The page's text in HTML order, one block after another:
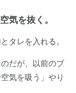
気を抜く。
タレを入れる。
だが、以前のブ
気を吸う」やり